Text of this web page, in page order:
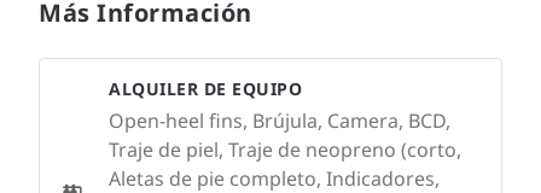
Más Información
ALQUILER DE EQUIPO
Open-heel fins, Brújula, Camera, BCD,
Traje de piel, Traje de neopreno (corto,
Aletas de pie completo, Indicadores,